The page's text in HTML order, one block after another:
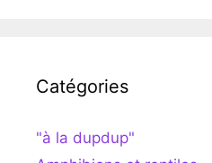
Catégories
"à la dupdup"